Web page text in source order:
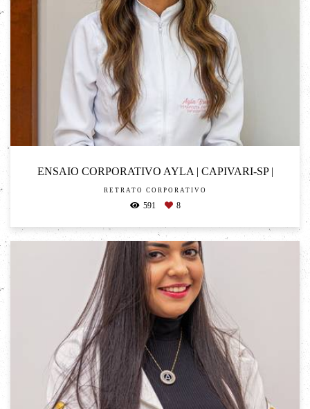
ENSAIO CORPORATIVO AYLA | CAPIVARI-SP |
RETRATO CORPORATIVO
591 8